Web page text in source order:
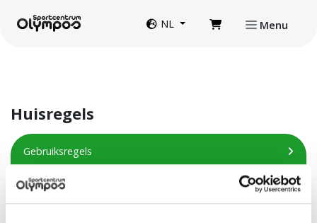
NL Menu
Huisregels
Gebruiksregels
Aansprakelijkheid en verzekering